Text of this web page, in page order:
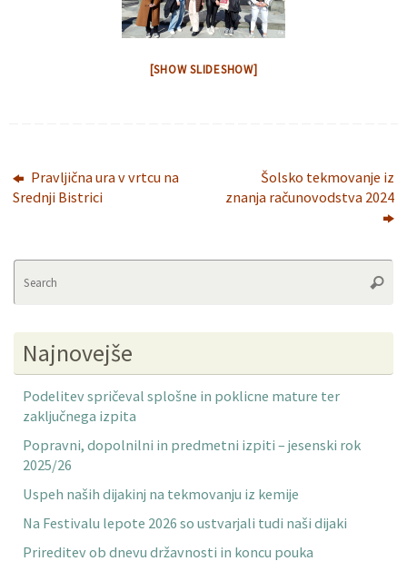
[SHOW SLIDESHOW]
Pravljična ura v vrtcu na
Srednji Bistrici
Šolsko tekmovanje iz
znanja računovodstva 2024
Najnovejše
Podelitev spričeval splošne in poklicne mature ter
zaključnega izpita
Popravni, dopolnilni in predmetni izpiti – jesenski rok
2025/26
Uspeh naših dijakinj na tekmovanju iz kemije
Na Festivalu lepote 2026 so ustvarjali tudi naši dijaki
Prireditev ob dnevu državnosti in koncu pouka